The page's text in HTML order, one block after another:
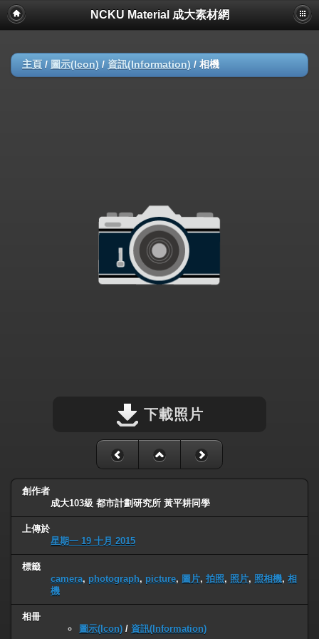
NCKU Material 成大素材網
主頁 / 圖示(Icon) / 資訊(Information) / 相機
下載照片
創作者
成大103級 都市計劃研究所 黃平耕同學
上傳於
星期一 19 十月 2015
標籤
camera, photograph, picture, 圖片, 拍照, 照片, 照相機, 相
機
相冊
圖示(Icon) / 資訊(Information)